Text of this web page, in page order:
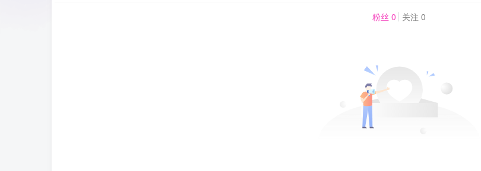
粉丝 0 关注 0